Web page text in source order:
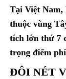
Tại Việt
thuộc vùng
tích lớn thứ 7
trọng điểm
ĐÔI NÉT